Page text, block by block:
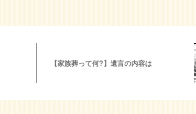
【家族葬って何?】遺言の内容は